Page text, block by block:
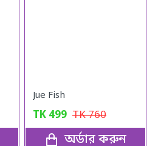
Jue Fish
TK 499 TK760
অর্ডার করুন